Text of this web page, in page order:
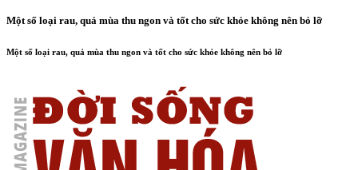
Một số loại rau, quả mùa thu ngon và tốt cho sức khỏe không nên bỏ lỡ
Một số loại rau, quả mùa thu ngon và tốt cho sức khỏe không nên bỏ lỡ